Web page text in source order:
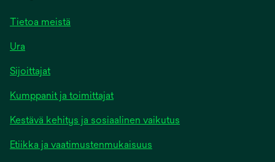
Tietoa meistä
Ura
Sijoittajat
Kumppanit ja toimittajat
Kestävä kehitys ja sosiaalinen vaikutus
Etiikka ja vaatimustenmukaisuus